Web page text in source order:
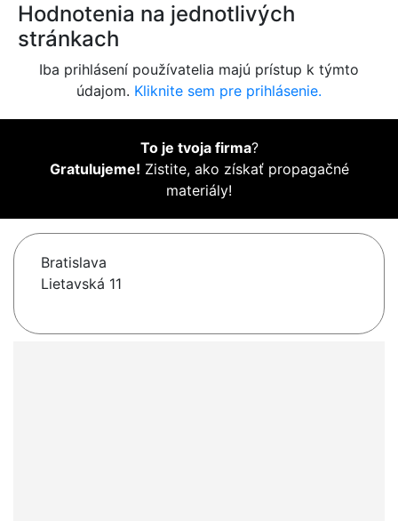
Hodnotenia na jednotlivých
stránkach
Iba prihlásení používatelia majú prístup k týmto
údajom. Kliknite sem pre prihlásenie.
To je tvoja firma?
Gratulujeme! Zistite, ako získať propagačné
materiály!
Bratislava
Lietavská 11